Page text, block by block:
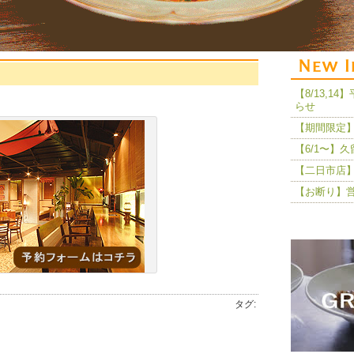
タグ:
【8/13,14
らせ
【期間限定
【6/1〜】
【二日市店
【お断り】